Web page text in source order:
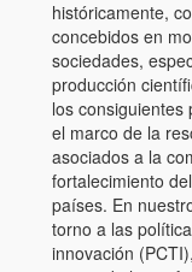
históricamente,
concebidos en
sociedades,
producción
los consiguientes
el marco de la
asociados a la
fortalecimiento
países. En
torno a las
innovación